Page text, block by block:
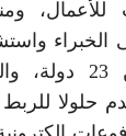
للأعمال،
الخبراء
تضم 1200 موجه من
حلولا للربط